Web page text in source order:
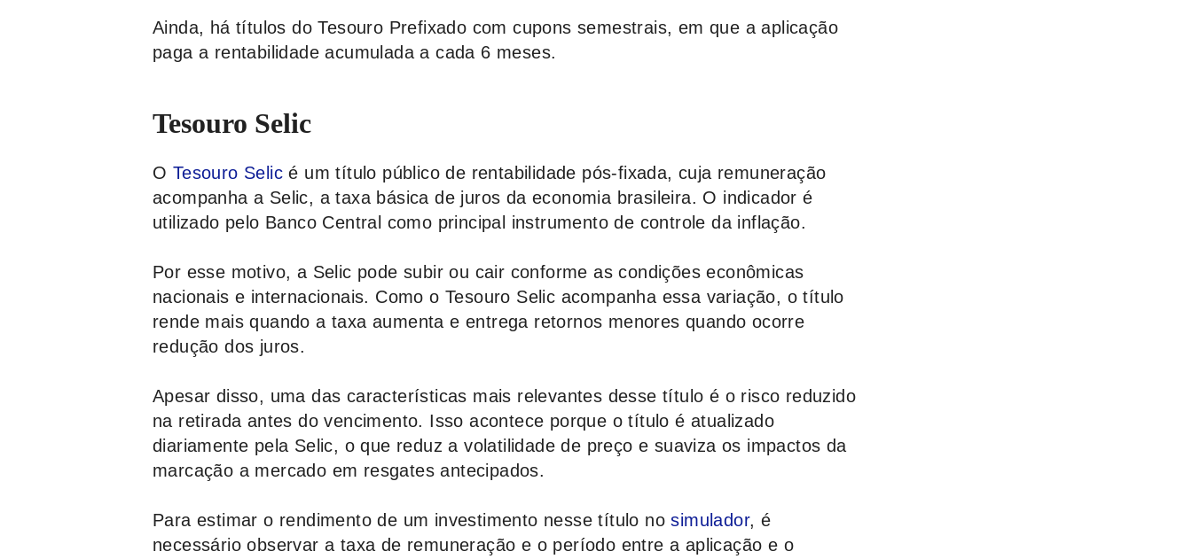
Ainda, há títulos do Tesouro Prefixado com cupons semestrais, em que a aplicação
paga a rentabilidade acumulada a cada 6 meses.
Tesouro Selic
O Tesouro Selic é um título público de rentabilidade pós-fixada, cuja remuneração
acompanha a Selic, a taxa básica de juros da economia brasileira. O indicador é
utilizado pelo Banco Central como principal instrumento de controle da inflação.
Por esse motivo, a Selic pode subir ou cair conforme as condições econômicas
nacionais e internacionais. Como o Tesouro Selic acompanha essa variação, o título
rende mais quando a taxa aumenta e entrega retornos menores quando ocorre
redução dos juros.
Apesar disso, uma das características mais relevantes desse título é o risco reduzido
na retirada antes do vencimento. Isso acontece porque o título é atualizado
diariamente pela Selic, o que reduz a volatilidade de preço e suaviza os impactos da
marcação a mercado em resgates antecipados.
Para estimar o rendimento de um investimento nesse título nosimulador, é
necessário observar a taxa de remuneração e o período entre a aplicação e o